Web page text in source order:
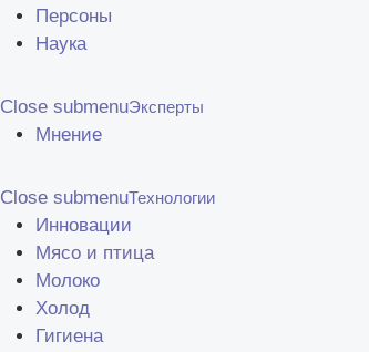
Персоны
Наука
Close submenuЭксперты
Мнение
Close submenuТехнологии
Инновации
Мясо и птица
Молоко
Холод
Гигиена